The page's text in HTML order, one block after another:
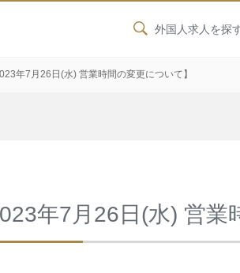
外国人求人を探
年7月26日(水) 営業時間の変更について】
年7月26日(水) 営業